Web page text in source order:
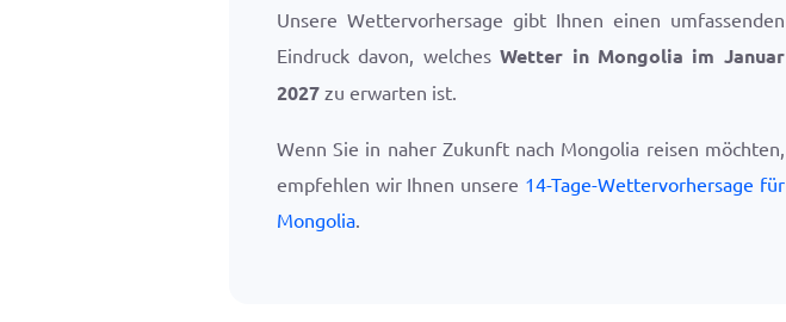
Unsere Wettervorhersage gibt Ihnen einen umfassenden
Eindruck davon, welchesWetter in Mongolia im Januar
2027 zu erwarten ist.
Wenn Sie in naher Zukunft nach Mongolia reisen möchten,
empfehlen wir Ihnen unsere 14-Tage-Wettervorhersage für
Mongolia.